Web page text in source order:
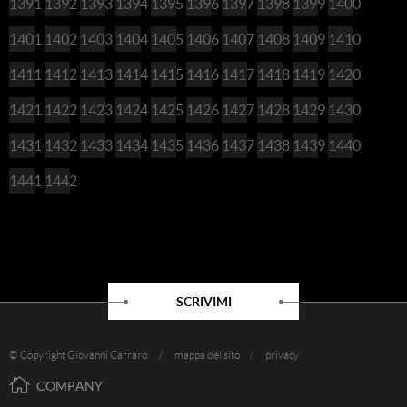
1391 1392 1393 1394 1395 1396 1397 1398 1399 1400
1401 1402 1403 1404 1405 1406 1407 1408 1409 1410
1411 1412 1413 1414 1415 1416 1417 1418 1419 1420
1421 1422 1423 1424 1425 1426 1427 1428 1429 1430
1431 1432 1433 1434 1435 1436 1437 1438 1439 1440
1441 1442
SCRIVIMI
© Copyright Giovanni Carraro / mappa del sito / privacy
COMPANY